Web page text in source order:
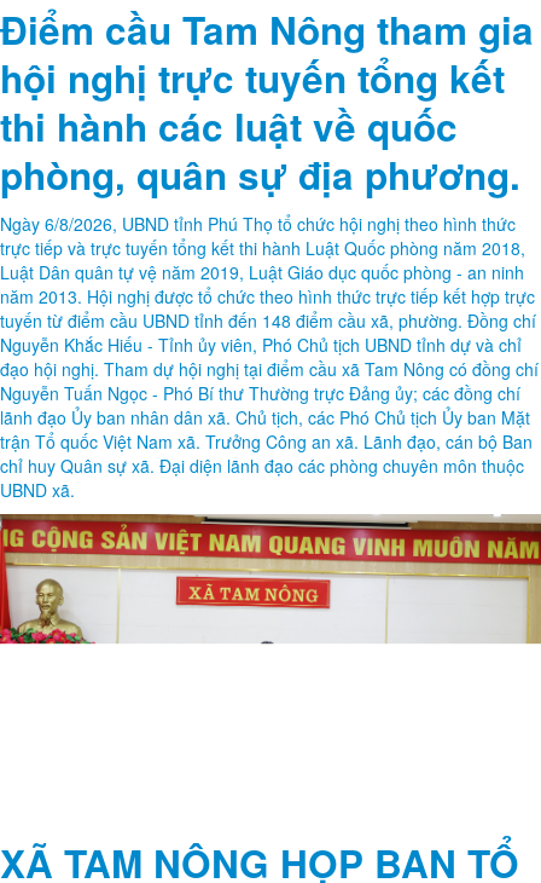
Điểm cầu Tam Nông tham gia
hội nghị trực tuyến tổng kết
thi hành các luật về quốc
phòng, quân sự địa phương.
Ngày 6/8/2026, UBND tỉnh Phú Thọ tổ chức hội nghị theo hình thức
trực tiếp và trực tuyến tổng kết thi hành Luật Quốc phòng năm 2018,
Luật Dân quân tự vệ năm 2019, Luật Giáo dục quốc phòng - an ninh
năm 2013. Hội nghị được tổ chức theo hình thức trực tiếp kết hợp trực
tuyến từ điểm cầu UBND tỉnh đến 148 điểm cầu xã, phường. Đồng chí
Nguyễn Khắc Hiếu - Tỉnh ủy viên, Phó Chủ tịch UBND tỉnh dự và chỉ
đạo hội nghị. Tham dự hội nghị tại điểm cầu xã Tam Nông có đồng chí
Nguyễn Tuấn Ngọc - Phó Bí thư Thường trực Đảng ủy; các đồng chí
lãnh đạo Ủy ban nhân dân xã. Chủ tịch, các Phó Chủ tịch Ủy ban Mặt
trận Tổ quốc Việt Nam xã. Trưởng Công an xã. Lãnh đạo, cán bộ Ban
chỉ huy Quân sự xã. Đại diện lãnh đạo các phòng chuyên môn thuộc
UBND xã.
XÃ TAM NÔNG HỌP BAN TỔ